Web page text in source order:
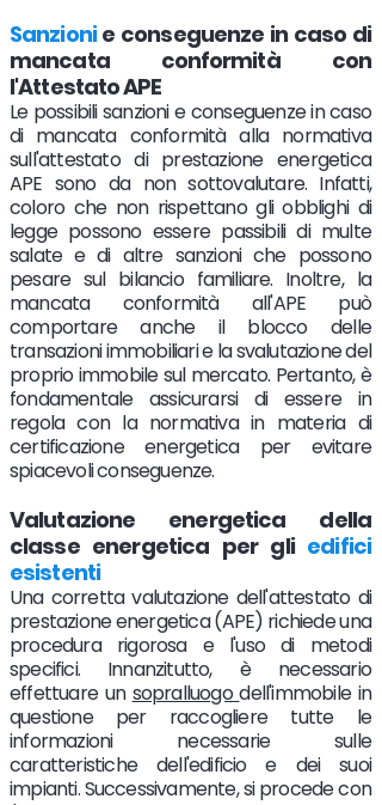
Sanzionie conseguenze in caso di
mancata conformità con
l'Attestato APE
Le possibili sanzioni e conseguenze in caso
di mancata conformità alla normativa
sull'attestato di prestazione energetica
APE sono da non sottovalutare. Infatti,
coloro che non rispettano gli obblighi di
legge possono essere passibili di multe
salate e di altre sanzioni che possono
pesare sul bilancio familiare. Inoltre, la
mancata conformità all'APE può
comportare anche il blocco delle
transazioni immobiliari e la svalutazione del
proprio immobile sul mercato. Pertanto, è
fondamentale assicurarsi di essere in
regola con la normativa in materia di
certificazione energetica per evitare
spiacevoli conseguenze.
Valutazione energetica della
classe energetica per gli edifici
esistenti
Una corretta valutazione dell'attestato di
prestazione energetica (APE) richiede una
procedura rigorosa e l'uso di metodi
specifici. Innanzitutto, è necessario
effettuare un sopralluogodell'immobile in
questione per raccogliere tutte le
informazioni necessarie sulle
caratteristiche dell'edificio e dei suoi
impianti. Successivamente, si procede con